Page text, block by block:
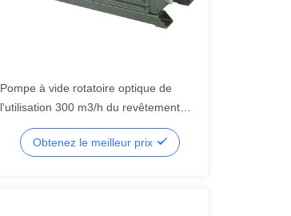
Pompe à vide rotatoire optique de
l'utilisation 300 m3/h du revêtement
BSV275, pompe à vide mécanique
Obtenez le meilleur prix